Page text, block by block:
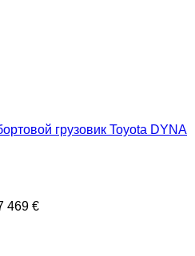
грузовик Toyota DYNA
469 €